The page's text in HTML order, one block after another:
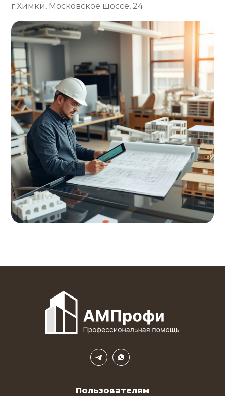
г.Химки, Московское шоссе, 24
Пользователям